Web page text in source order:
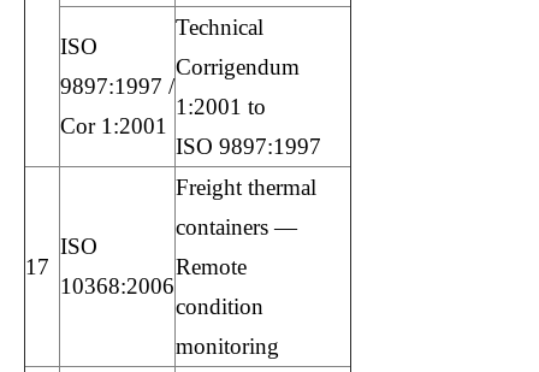
ISO
9897:1997 /
Cor 1:2001
Technical
Corrigendum
1:2001 to
ISO 9897:1997
17
ISO
10368:2006
Freight thermal
containers —
Remote
condition
monitoring